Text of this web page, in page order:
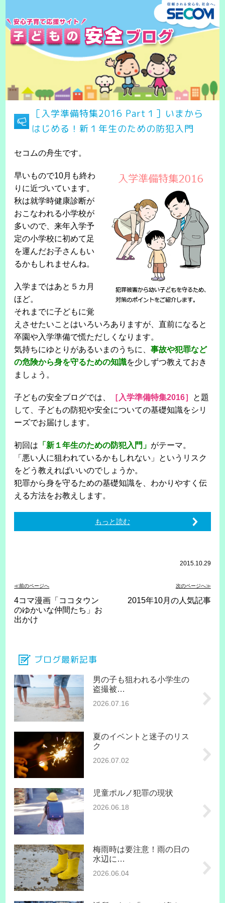
［入学準備特集2016 Part１］いまから
はじめる！新１年生のための防犯入門
セコムの舟生です。
早いもので10月も終わ
りに近づいています。
秋は就学時健康診断が
おこなわれる小学校が
多いので、来年入学予
定の小学校に初めて足
を運んだお子さんもい
るかもしれませんね。
入学まではあと５カ月
ほど。
それまでに子どもに覚
えさせたいことはいろいろありますが、直前になると
卒園や入学準備で慌ただしくなります。
気持ちにゆとりがあるいまのうちに、事故や犯罪など
の危険から身を守るための知識を少しずつ教えておき
ましょう。
子どもの安全ブログでは、 ［入学準備特集2016］
と題
して、子どもの防犯や安全についての基礎知識をシリ
ーズでお届けします。
初回は 「新１年生のための防犯入門」 がテーマ。
「悪い人に狙われているかもしれない」というリスク
をどう教えればいいのでしょうか。
犯罪から身を守るための基礎知識を、わかりやすく伝
える方法をお教えします。
もっと読む
2015.10.29
≪前のページへ 次のページへ≫
4コマ漫画「ココタウン
のゆかいな仲間たち」お
出かけ
2015年10月の人気記事
ブログ最新記事
男の子も狙われる小学生の
盗撮被…
2026.07.16
夏のイベントと迷子のリス
ク
2026.07.02
児童ポルノ犯罪の現状
2026.06.18
梅雨時は要注意！雨の日の
水辺に…
2026.06.04